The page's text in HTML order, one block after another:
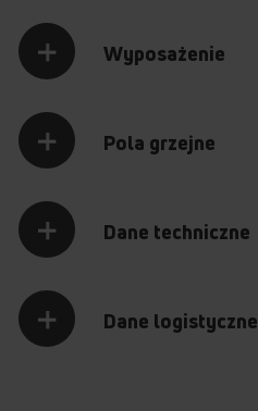
Wyposażenie
Pola grzejne
Dane techniczne
Dane logistyczne